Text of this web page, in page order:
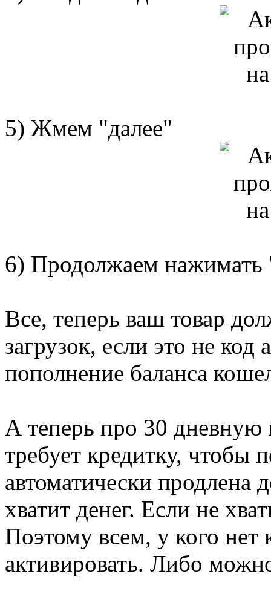
5) Жмем "далее"
6) Продолжаем нажимать
Все, теперь ваш товар
загрузок, если это не
пополнение баланса
А теперь про 30 дневную
требует кредитку, чтобы
автоматически продлена
хватит денег. Если не
Поэтому всем, у кого нет
активировать. Либо